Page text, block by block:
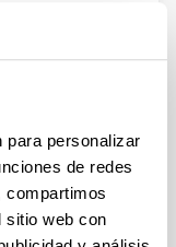
para personalizar
de redes
compartimos
sitio web con
y renovación de
en la
provisional de
Relación